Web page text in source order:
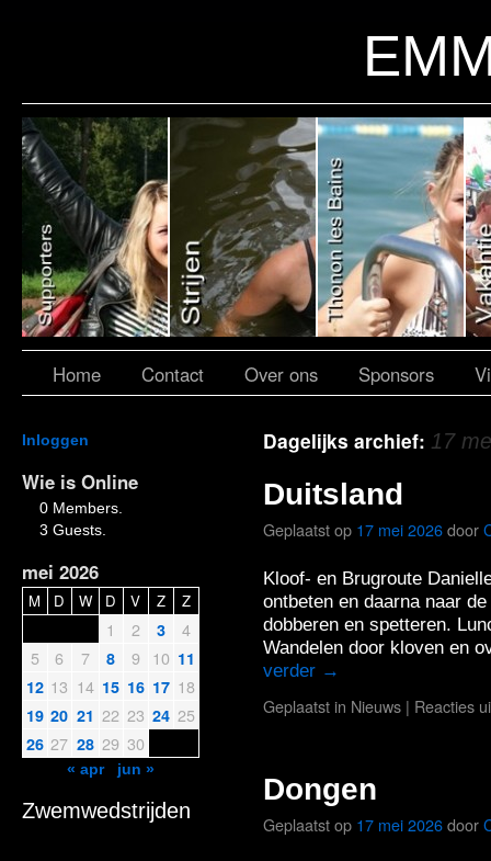
Home Contact Over ons Sponsors
Inloggen
Wie is Online
0 Members.
3 Guests.
mei 2026
M D W D V Z Z
1 2 3
4
5
6 7 8 9 10 11
12 13 14 15 16 17 18
19 20 21 22 23 24 25
26 27 28 29 30
« apr jun »
Zwemwedstrijden
Dagelijks archief: 17
Duitsland
Geplaatst op 17 mei 2026door
Kloof- en Brugroute
ontbeten en daarna naar
dobberen en spetteren.
Wandelen door kloven en
verder →
Geplaatst in Nieuws | Reacties
Dongen
Geplaatst op 17 mei 2026door